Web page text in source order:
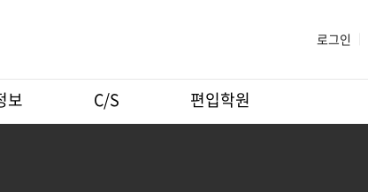
보 C/S 편입학원
로그인